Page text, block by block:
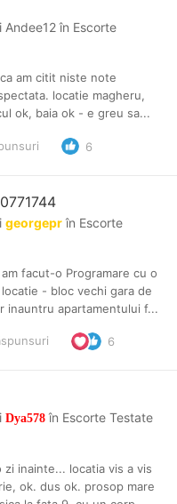
Andee12în Escorte
am citit niste note
locatie magheru,
ok, baia ok - e greu sa...
6
georgeprîn Escorte
facut-o Programare cu o
- bloc vechi gara de
inauntru apartamentului f...
6
Dya578 în Escorte Testate
inainte... locatia vis a vis
ok. dus ok. prosop mare